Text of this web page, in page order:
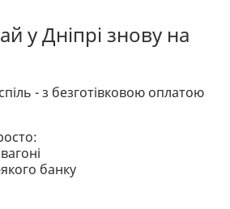
у Дніпрі знову на
- з безготівковою оплатою
банку